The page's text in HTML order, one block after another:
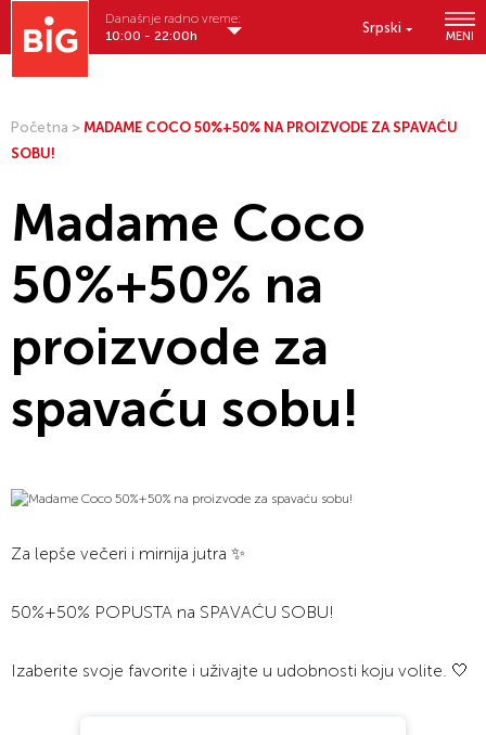
Srpski
MENI
Današnje radno vreme:
10:00 - 22:00h
Početna > MADAME COCO 50%+50% NA PROIZVODE ZA SPAVAĆU
SOBU!
Madame Coco
50%+50% na
proizvode za
spavaću sobu!
Za lepše večeri i mirnija jutra ✨
50%+50% POPUSTA na SPAVAĆU SOBU!
Izaberite svoje favorite i uživajte u udobnosti koju volite. 🤍